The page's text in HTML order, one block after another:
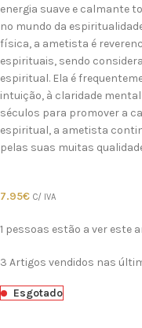
energia suave e calmante
no mundo da
física, a ametista é
espirituais, sendo
espiritual. Ela é
intuição, à claridade mental
séculos para promover a
espiritual, a ametista
pelas suas muitas
7.95€ C/ IVA
1 pessoas estão a ver este
3 Artigos vendidos nas
Esgotado